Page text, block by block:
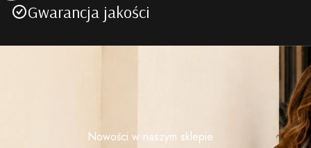
Gwarancja jakości
Nowości w naszym sklepie